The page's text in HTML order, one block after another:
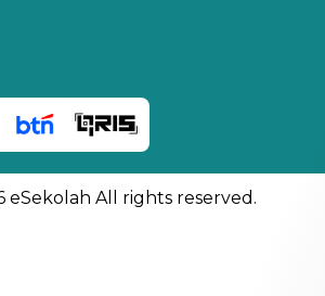
eSekolah All rights reserved.